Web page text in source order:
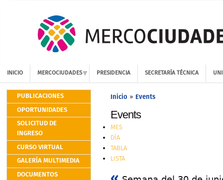
INICIO MERCOCIUDADES PRESIDENCIA SECRETARÍA TÉCNICA
PUBLICACIONES
OPORTUNIDADES
SOLICITUD DE
INGRESO
CURSO VIRTUAL
GALERÍA MULTIMEDIA
DOCUMENTOS
Inicio » Events
Events
MES
DÍA
TABLA
LISTA